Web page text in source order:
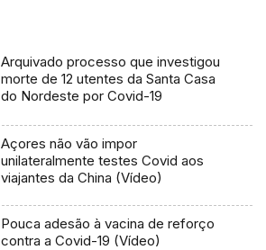
Arquivado processo que investigou
morte de 12 utentes da Santa Casa
do Nordeste por Covid-19
Açores não vão impor
unilateralmente testes Covid aos
viajantes da China (Vídeo)
Pouca adesão à vacina de reforço
contra a Covid-19 (Vídeo)